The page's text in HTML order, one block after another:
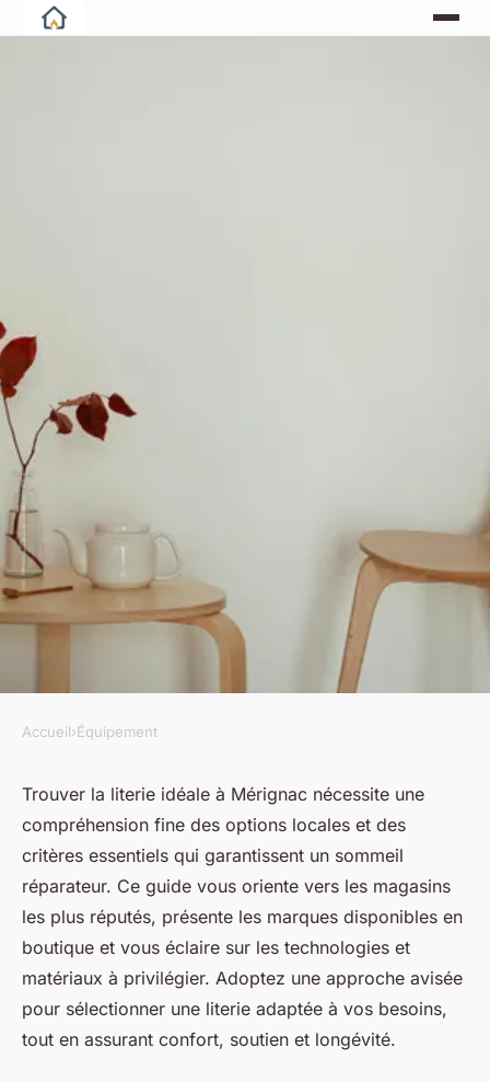
ÉQUIPEMENT
Les meilleures literies à
mérignac : conseils et
sélections
Antoine• 15 octobre 2025•6 min de lecture
Accueil›Équipement
Trouver la literie idéale à Mérignac nécessite une
compréhension fine des options locales et des
critères essentiels qui garantissent un sommeil
réparateur. Ce guide vous oriente vers les magasins
les plus réputés, présente les marques disponibles en
boutique et vous éclaire sur les technologies et
matériaux à privilégier. Adoptez une approche avisée
pour sélectionner une literie adaptée à vos besoins,
tout en assurant confort, soutien et longévité.